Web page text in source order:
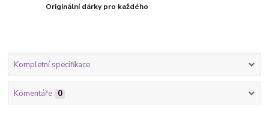
Originální dárky pro každého
Kompletní specifikace
Komentáře 0